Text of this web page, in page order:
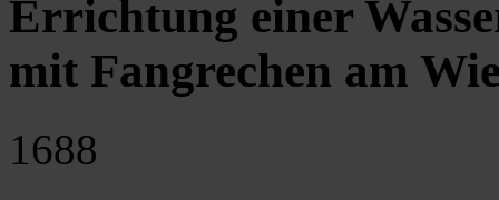
Errichtung einer
mit Fangrechen am
1688